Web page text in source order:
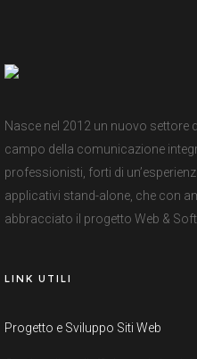
Nasce nel 2012 un nuovo settore
campo della comunicazione
professionisti, forti di
applicativi stand-alone, che con
abbracciato il progetto Web &
LINK UTILI
Progetto e Sviluppo Siti Web